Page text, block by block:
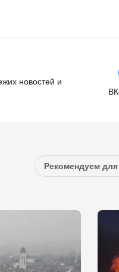
новостей и
Рекомендуем для